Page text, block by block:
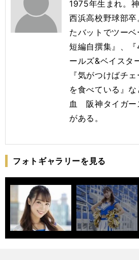
1975年生まれ。
西浜高校野球部
たバットでツー
短編自撰集』、
ールズ&ベイスタ
『気がつけばチ
を食べている』
血 阪神タイガー
がある。
フォトギャラリーを見る